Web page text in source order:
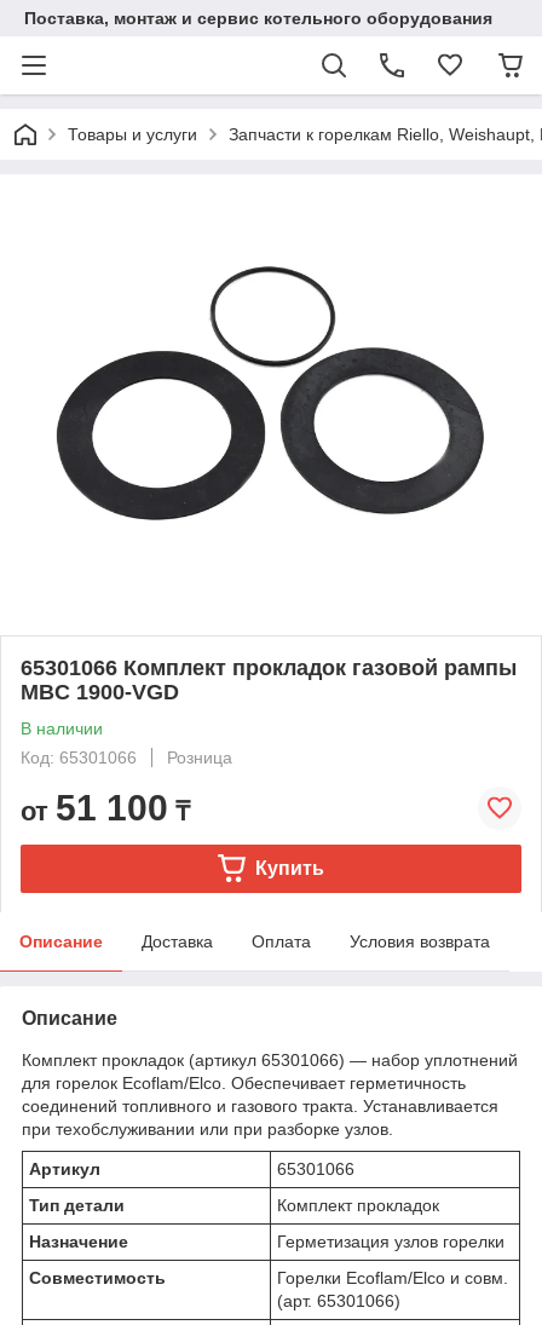
Поставка, монтаж и сервис котельного оборудования
Товары и услуги Запчасти к горелкам Riello,
65301066 Комплект прокладок газовой рампы
MBC 1900-VGD
В наличии
Код: 65301066
Розница
от 51 100 ₸
Купить
Описание Доставка Оплата Условия возврата
Описание
Комплект прокладок (артикул 65301066) — набор уплотнений
для горелок Ecoflam/Elco. Обеспечивает герметичность
соединений топливного и газового тракта. Устанавливается
при техобслуживании или при разборке узлов.
Артикул
65301066
Тип детали
Комплект прокладок
Назначение
Герметизация узлов горелки
Совместимость
Горелки Ecoflam/Elco и совм.
(арт. 65301066)